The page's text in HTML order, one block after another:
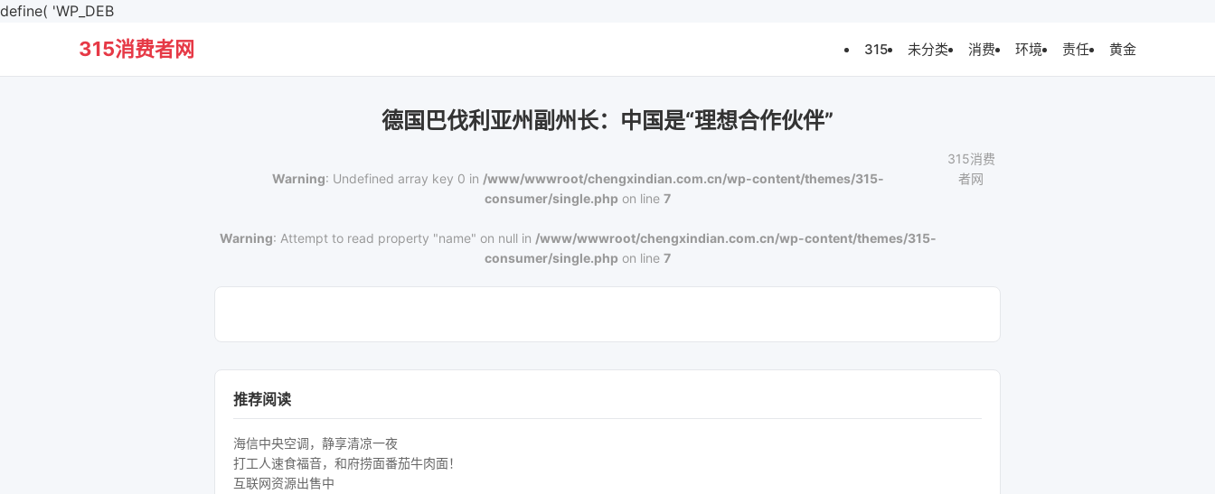
define( 'WP_DEB
315消费者网 315 未分类 消费 环境 责任 黄金
德国巴伐利亚州副州长：中国是“理想合作伙伴”
Warning: Undefined array key 0 in /www/wwwroot/chengxindian.com.cn/wp-content/themes/315-
consumer/single.php on line7
Warning: Attempt to read property "name" on null in /www/wwwroot/chengxindian.com.cn/wp-content/themes/315-
consumer/single.php on line7
315消费
者网
推荐阅读
海信中央空调，静享清凉一夜
打工人速食福音，和府捞面番茄牛肉面！
互联网资源出售中